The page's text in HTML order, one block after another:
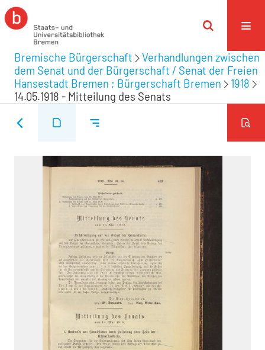
Bremische Bürgerschaft
Verhandlungen zwischen
dem Senat und der Bürgerschaft / Senat der Freien
Hansestadt Bremen ; Bürgerschaft Bremen
1918
14.05.1918 - Mitteilung des Senats